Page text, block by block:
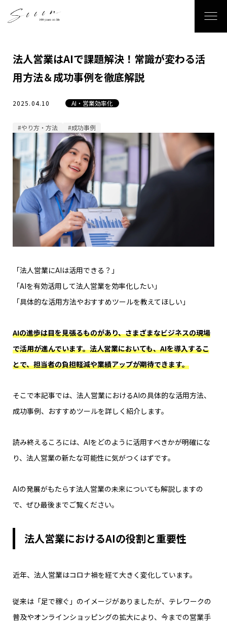
法人営業はAIで課題解決！常識が変わる活
用方法＆成功事例を徹底解説
2025.04.10 AI・営業効率化
#やり方・方法 #成功事例
「法人営業にAIは活用できる？」
「AIを有効活用して法人営業を効率化したい」
「具体的な活用方法やおすすめツールを教えてほしい」
AIの進歩は目を見張るものがあり、さまざまなビジネスの現場
で活用が進んでいます。法人営業においても、AIを導入するこ
とで、担当者の負担軽減や業績アップが期待できます。
そこで本記事では、法人営業におけるAIの具体的な活用方法、
成功事例、おすすめツールを詳しく紹介します。
読み終えるころには、AIをどのように活用すべきかが明確にな
り、法人営業の新たな可能性に気がつくはずです。
AIの発展がもたらす法人営業の未来についても解説しますの
で、ぜひ最後までご覧ください。
法人営業におけるAIの役割と重要性
近年、法人営業はコロナ禍を経て大きく変化しています。
従来は「足で稼ぐ」のイメージがありましたが、テレワークの
普及やオンラインショッピングの拡大により、今までの営業手